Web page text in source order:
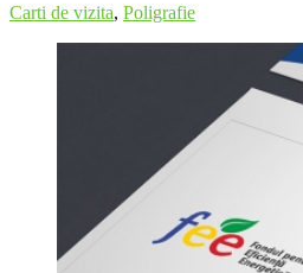
Carti de vizita, Poligrafie